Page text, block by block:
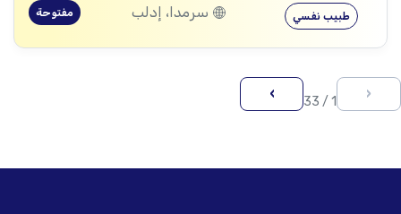
طبيب نفسي سرمدا، إدلب مفتوحة
‹
1 / 33
›